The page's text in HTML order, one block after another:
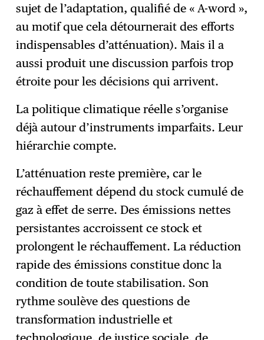
sujet de l’adaptation, qualifié de « A-word »,
au motif que cela détournerait des efforts
indispensables d’atténuation). Mais il a
aussi produit une discussion parfois trop
étroite pour les décisions qui arrivent.
La politique climatique réelle s’organise
déjà autour d’instruments imparfaits. Leur
hiérarchie compte.
L’atténuation reste première, car le
réchauffement dépend du stock cumulé de
gaz à effet de serre. Des émissions nettes
persistantes accroissent ce stock et
prolongent le réchauffement. La réduction
rapide des émissions constitue donc la
condition de toute stabilisation. Son
rythme soulève des questions de
transformation industrielle et